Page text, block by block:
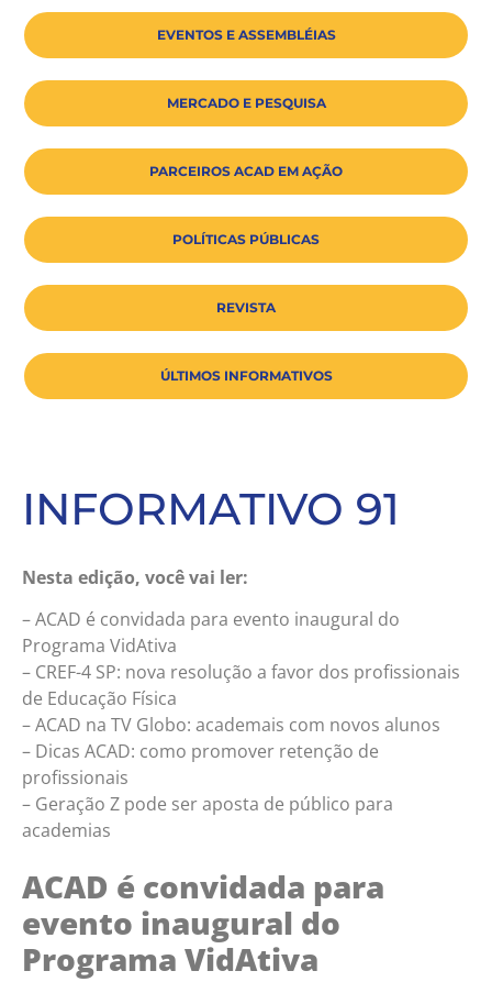
EVENTOS E ASSEMBLÉIAS
MERCADO E PESQUISA
PARCEIROS ACAD EM AÇÃO
POLÍTICAS PÚBLICAS
REVISTA
ÚLTIMOS INFORMATIVOS
INFORMATIVO 91
Nesta edição, você vai ler:
– ACAD é convidada para evento inaugural do
Programa VidAtiva
– CREF-4 SP: nova resolução a favor dos profissionais
de Educação Física
– ACAD na TV Globo: academais com novos alunos
– Dicas ACAD: como promover retenção de
profissionais
– Geração Z pode ser aposta de público para
academias
ACAD é convidada para
evento inaugural do
Programa VidAtiva